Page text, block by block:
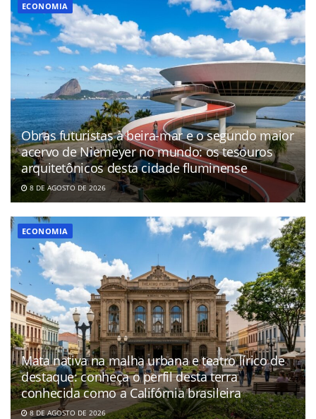
ECONOMIA
Obras futuristas à beira-mar e o segundo maior
acervo de Niemeyer no mundo: os tesouros
arquitetônicos desta cidade fluminense
8 DE AGOSTO DE 2026
ECONOMIA
Mata nativa na malha urbana e teatro lírico de
destaque: conheça o perfil desta terra
conhecida como a Califórnia brasileira
8 DE AGOSTO DE 2026